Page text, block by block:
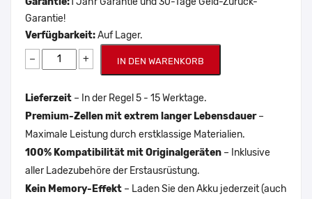
Garantie!
Verfügbarkeit:Auf Lager.
− + IN DEN WARENKORB
Lieferzeit – In der Regel 5 - 15 Werktage.
Premium-Zellen mit extrem langer Lebensdauer–
Maximale Leistung durch erstklassige Materialien.
100% Kompatibilität mit Originalgeräten – Inklusive
aller Ladezubehöre der Erstausrüstung.
Kein Memory-Effekt – Laden Sie den Akku jederzeit (auch